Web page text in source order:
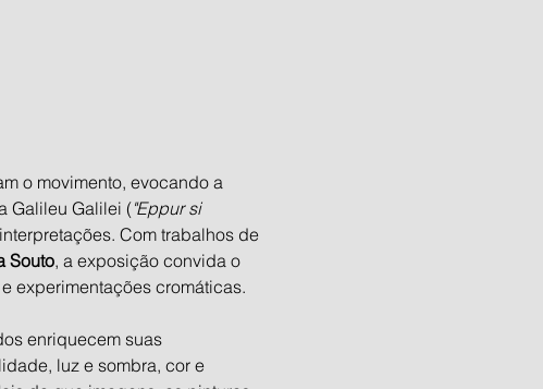
o movimento, evocando a
Galileu Galilei ("Eppur si
Com trabalhos de
Souto, a exposição convida o
experimentações cromáticas.
enriquecem suas
luz e sombra, cor e